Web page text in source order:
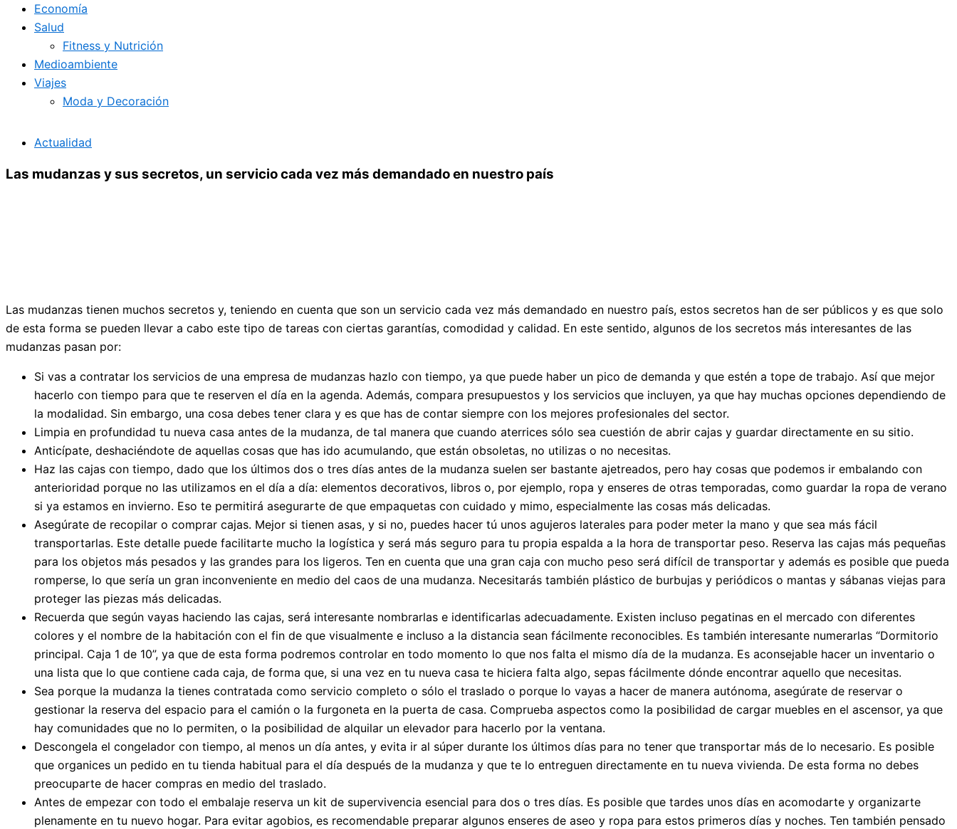
Economía
Salud
Fitness y Nutrición
Medioambiente
Viajes
Moda y Decoración
Actualidad
Las mudanzas y sus secretos, un servicio cada vez más demandado en nuestro país
Las mudanzas tienen muchos secretos y, teniendo en cuenta que son un servicio cada vez más demandado en nuestro país, estos secretos han de ser públicos y es que solo
de esta forma se pueden llevar a cabo este tipo de tareas con ciertas garantías, comodidad y calidad. En este sentido, algunos de los secretos más interesantes de las
mudanzas pasan por:
Si vas a contratar los servicios de una empresa de mudanzas hazlo con tiempo, ya que puede haber un pico de demanda y que estén a tope de trabajo. Así que mejor
hacerlo con tiempo para que te reserven el día en la agenda. Además, compara presupuestos y los servicios que incluyen, ya que hay muchas opciones dependiendo de
la modalidad. Sin embargo, una cosa debes tener clara y es que has de contar siempre con los mejores profesionales del sector.
Limpia en profundidad tu nueva casa antes de la mudanza, de tal manera que cuando aterrices sólo sea cuestión de abrir cajas y guardar directamente en su sitio.
Anticípate, deshaciéndote de aquellas cosas que has ido acumulando, que están obsoletas, no utilizas o no necesitas.
Haz las cajas con tiempo, dado que los últimos dos o tres días antes de la mudanza suelen ser bastante ajetreados, pero hay cosas que podemos ir embalando con
anterioridad porque no las utilizamos en el día a día: elementos decorativos, libros o, por ejemplo, ropa y enseres de otras temporadas, como guardar la ropa de verano
si ya estamos en invierno. Eso te permitirá asegurarte de que empaquetas con cuidado y mimo, especialmente las cosas más delicadas.
Asegúrate de recopilar o comprar cajas. Mejor si tienen asas, y si no, puedes hacer tú unos agujeros laterales para poder meter la mano y que sea más fácil
transportarlas. Este detalle puede facilitarte mucho la logística y será más seguro para tu propia espalda a la hora de transportar peso. Reserva las cajas más pequeñas
para los objetos más pesados y las grandes para los ligeros. Ten en cuenta que una gran caja con mucho peso será difícil de transportar y además es posible que pueda
romperse, lo que sería un gran inconveniente en medio del caos de una mudanza. Necesitarás también plástico de burbujas y periódicos o mantas y sábanas viejas para
proteger las piezas más delicadas.
Recuerda que según vayas haciendo las cajas, será interesante nombrarlas e identificarlas adecuadamente. Existen incluso pegatinas en el mercado con diferentes
colores y el nombre de la habitación con el fin de que visualmente e incluso a la distancia sean fácilmente reconocibles. Es también interesante numerarlas “Dormitorio
principal. Caja 1 de 10”, ya que de esta forma podremos controlar en todo momento lo que nos falta el mismo día de la mudanza. Es aconsejable hacer un inventario o
una lista que lo que contiene cada caja, de forma que, si una vez en tu nueva casa te hiciera falta algo, sepas fácilmente dónde encontrar aquello que necesitas.
Sea porque la mudanza la tienes contratada como servicio completo o sólo el traslado o porque lo vayas a hacer de manera autónoma, asegúrate de reservar o
gestionar la reserva del espacio para el camión o la furgoneta en la puerta de casa. Comprueba aspectos como la posibilidad de cargar muebles en el ascensor, ya que
hay comunidades que no lo permiten, o la posibilidad de alquilar un elevador para hacerlo por la ventana.
Descongela el congelador con tiempo, al menos un día antes, y evita ir al súper durante los últimos días para no tener que transportar más de lo necesario. Es posible
que organices un pedido en tu tienda habitual para el día después de la mudanza y que te lo entreguen directamente en tu nueva vivienda. De esta forma no debes
preocuparte de hacer compras en medio del traslado.
Antes de empezar con todo el embalaje reserva un kit de supervivencia esencial para dos o tres días. Es posible que tardes unos días en acomodarte y organizarte
plenamente en tu nuevo hogar. Para evitar agobios, es recomendable preparar algunos enseres de aseo y ropa para estos primeros días y noches. Ten también pensado